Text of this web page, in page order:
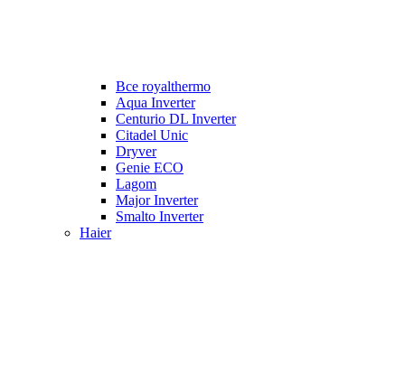
Все royalthermo
Aqua Inverter
Centurio DL Inverter
Citadel Unic
Dryver
Genie ECO
Lagom
Major Inverter
Smalto Inverter
Haier